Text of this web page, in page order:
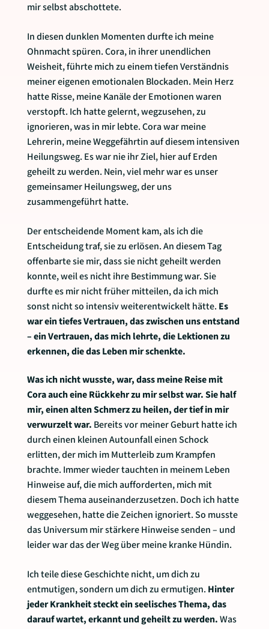
mir selbst abschottete.
In diesen dunklen Momenten durfte ich meine
Ohnmacht spüren. Cora, in ihrer unendlichen
Weisheit, führte mich zu einem tiefen Verständnis
meiner eigenen emotionalen Blockaden. Mein Herz
hatte Risse, meine Kanäle der Emotionen waren
verstopft. Ich hatte gelernt, wegzusehen, zu
ignorieren, was in mir lebte. Cora war meine
Lehrerin, meine Weggefährtin auf diesem intensiven
Heilungsweg. Es war nie ihr Ziel, hier auf Erden
geheilt zu werden. Nein, viel mehr war es unser
gemeinsamer Heilungsweg, der uns
zusammengeführt hatte.
Der entscheidende Moment kam, als ich die
Entscheidung traf, sie zu erlösen. An diesem Tag
offenbarte sie mir, dass sie nicht geheilt werden
konnte, weil es nicht ihre Bestimmung war. Sie
durfte es mir nicht früher mitteilen, da ich mich
sonst nicht so intensiv weiterentwickelt hätte. Es
war ein tiefes Vertrauen, das zwischen uns entstand
– ein Vertrauen, das mich lehrte, die Lektionen zu
erkennen, die das Leben mir schenkte.
Was ich nicht wusste, war, dass meine Reise mit
Cora auch eine Rückkehr zu mir selbst war. Sie half
mir, einen alten Schmerz zu heilen, der tief in mir
verwurzelt war. Bereits vor meiner Geburt hatte ich
durch einen kleinen Autounfall einen Schock
erlitten, der mich im Mutterleib zum Krampfen
brachte. Immer wieder tauchten in meinem Leben
Hinweise auf, die mich aufforderten, mich mit
diesem Thema auseinanderzusetzen. Doch ich hatte
weggesehen, hatte die Zeichen ignoriert. So musste
das Universum mir stärkere Hinweise senden – und
leider war das der Weg über meine kranke Hündin.
Ich teile diese Geschichte nicht, um dich zu
entmutigen, sondern um dich zu ermutigen. Hinter
jeder Krankheit steckt ein seelisches Thema, das
darauf wartet, erkannt und geheilt zu werden.Was